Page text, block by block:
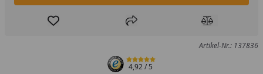
Produkt zur Wunschliste hinzufügen
Teilen Produkt
Artikel-Nr.: 137836
4,92/ 5